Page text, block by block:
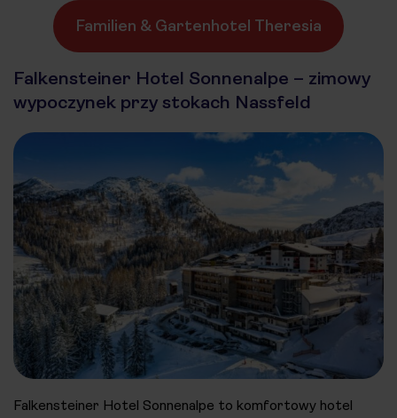
Familien & Gartenhotel Theresia
Falkensteiner Hotel Sonnenalpe – zimowy
wypoczynek przy stokach Nassfeld
Falkensteiner Hotel Sonnenalpe to komfortowy hotel